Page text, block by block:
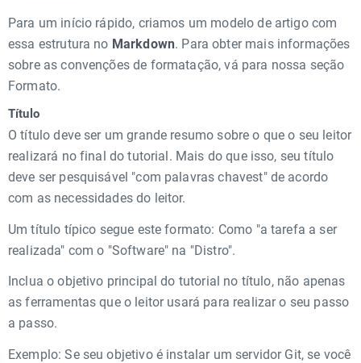
Para um início rápido, criamos um modelo de artigo com
essa estrutura no Markdown. Para obter mais informações
sobre as convenções de formatação, vá para nossa seção
Formato.
Título
O título deve ser um grande resumo sobre o que o seu leitor
realizará no final do tutorial. Mais do que isso, seu título
deve ser pesquisável "com palavras chavest" de acordo
com as necessidades do leitor.
Um título típico segue este formato: Como "a tarefa a ser
realizada" com o "Software" na "Distro".
Inclua o objetivo principal do tutorial no título, não apenas
as ferramentas que o leitor usará para realizar o seu passo
a passo.
Exemplo: Se seu objetivo é instalar um servidor Git, se você